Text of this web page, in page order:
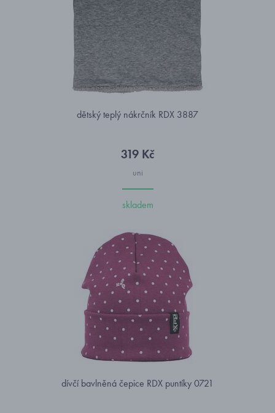
dětský teplý nákrčník RDX 3887
319 Kč
uni
skladem
dívčí bavlněná čepice RDX puntíky 0721